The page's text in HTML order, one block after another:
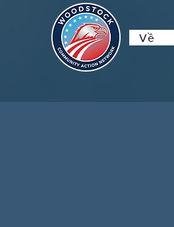
Về